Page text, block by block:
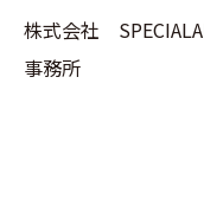
株式会社
事務所